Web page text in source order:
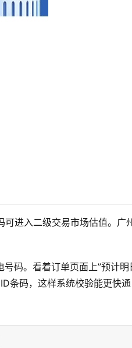
可进入二级交易市场估值。广
码。看着订单页面上”预计明
条码，这样系统校验能更快通